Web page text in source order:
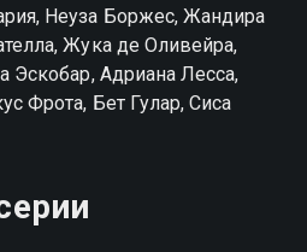
Неуза Боржес, Жандира
Жука де Оливейра,
Эскобар, Адриана Лесса,
Фрота, Бет Гулар, Сиса